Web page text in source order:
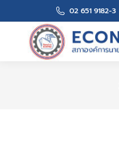
02 651 9182-3
Search: